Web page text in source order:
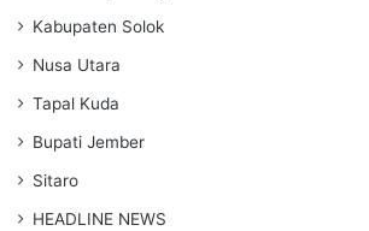
Kabupaten Solok
Nusa Utara
Tapal Kuda
Bupati Jember
Sitaro
HEADLINE NEWS